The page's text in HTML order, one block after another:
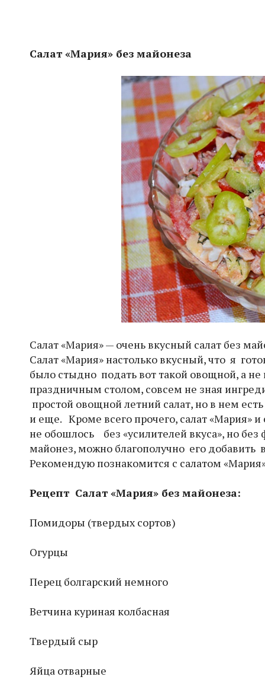
Салат «Мария» без майонеза
Салат «Мария» — очень вкусный салат без
Салат «Мария» настолько вкусный, что я
было стыдно подать вот такой овощной, а
праздничным столом, совсем не зная
простой овощной летний салат, но в нем
и еще. Кроме всего прочего, салат «Мария»
не обошлось без «усилителей вкуса», но
майонез, можно благополучно его добавить
Рекомендую познакомится с салатом
Рецепт Салат «Мария» без майонеза:
Помидоры (твердых сортов)
Огурцы
Перец болгарский немного
Ветчина куриная колбасная
Твердый сыр
Яйца отварные